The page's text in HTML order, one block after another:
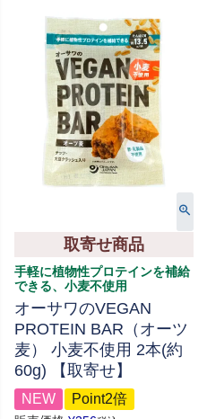
取寄せ商品
手軽に植物性プロテインを補給
できる、小麦不使用
オーサワのVEGAN
PROTEIN BAR（オーツ
麦） 小麦不使用 2本(約
60g) 【取寄せ】
NEW Point2倍